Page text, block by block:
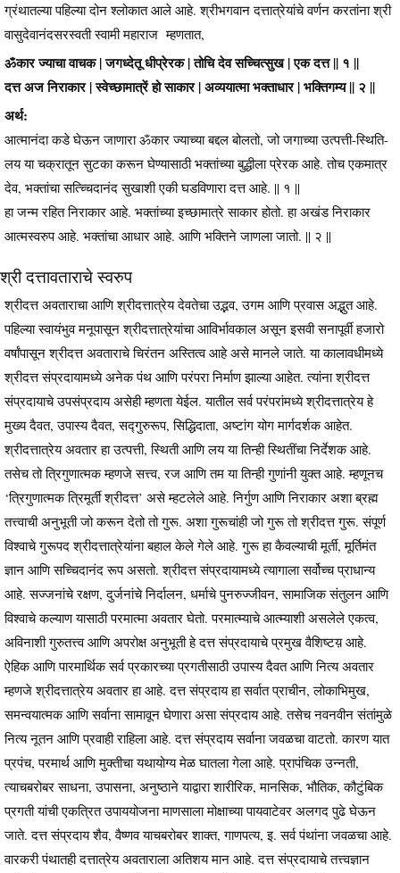
ग्रंथातल्या पहिल्या दोन श्लोकात आले आहे. श्रीभगवान दत्तात्रेयांचे वर्णन करतांना श्री
वासुदेवानंदसरस्वती स्वामी महाराज म्हणतात,
ॐकार ज्याचा वाचक | जगध्देतू धीप्रेरक | तोचि देव सच्चित्सुख | एक दत्त || १ ||
दत्त अज निराकार | स्वेच्छामात्रें हो साकार | अव्ययात्मा भक्ताधार | भक्तिगम्य || २ ||
अर्थ:
आत्मानंदा कडे घेऊन जाणारा ॐकार ज्याच्या बद्दल बोलतो, जो जगाच्या उत्पत्ती-स्थिति-
लय या चक्रातून सुटका करून घेण्यासाठी भक्तांच्या बुद्धीला प्रेरक आहे. तोच एकमात्र
देव, भक्तांचा सत्च्चिदानंद सुखाशी एकी घडविणारा दत्त आहे. || १ ||
हा जन्म रहित निराकार आहे. भक्तांच्या इच्छामात्रे साकार होतो. हा अखंड निराकार
आत्मस्वरुप आहे. भक्तांचा आधार आहे. आणि भक्तिने जाणला जातो. || २ ||
श्री दत्तावताराचे स्वरुप
श्रीदत्त अवताराचा आणि श्रीदत्तात्रेय देवतेचा उद्भव, उगम आणि प्रवास अद्भुत आहे.
पहिल्या स्वायंभुव मनूपासून श्रीदत्तात्रेयांचा आविर्भावकाल असून इसवी सनापूर्वी हजारो
वर्षांपासून श्रीदत्त अवताराचे चिरंतन अस्तित्व आहे असे मानले जाते. या कालावधीमध्ये
श्रीदत्त संप्रदायामध्ये अनेक पंथ आणि परंपरा निर्माण झाल्या आहेत. त्यांना श्रीदत्त
संप्रदायाचे उपसंप्रदाय असेही म्हणता येईल. यातील सर्व परंपरांमध्ये श्रीदत्तात्रेय हे
मुख्य दैवत, उपास्य दैवत, सद्गुरुरूप, सिद्धिदाता, अष्टांग योग मार्गदर्शक आहेत.
श्रीदत्तात्रेय अवतार हा उत्पत्ती, स्थिती आणि लय या तिन्ही स्थितींचा निर्देशक आहे.
तसेच तो त्रिगुणात्मक म्हणजे सत्त्व, रज आणि तम या तिन्ही गुणांनी युक्त आहे. म्हणूनच
‘त्रिगुणात्मक त्रिमूर्ती श्रीदत्त’ असे म्हटलेले आहे. निर्गुण आणि निराकार अशा ब्रह्म
तत्त्वाची अनुभूती जो करून देतो तो गुरू. अशा गुरूचांही जो गुरू तो श्रीदत्त गुरू. संपूर्ण
विश्वाचे गुरूपद श्रीदत्तात्रेयांना बहाल केले गेले आहे. गुरू हा कैवल्याची मूर्ती, मूर्तिमंत
ज्ञान आणि सच्चिदानंद रूप असतो. श्रीदत्त संप्रदायामध्ये त्यागाला सर्वोच्च प्राधान्य
आहे. सज्जनांचे रक्षण, दुर्जनांचे निर्दालन, धर्माचे पुनरुज्जीवन, सामाजिक संतुलन आणि
विश्वाचे कल्याण यासाठी परमात्मा अवतार घेतो. परमात्म्याचे आत्म्याशी असलेले एकत्व,
अविनाशी गुरुतत्त्व आणि अपरोक्ष अनुभूती हे दत्त संप्रदायाचे प्रमुख वैशिष्टय़ आहे.
ऐहिक आणि पारमार्थिक सर्व प्रकारच्या प्रगतीसाठी उपास्य दैवत आणि नित्य अवतार
म्हणजे श्रीदत्तात्रेय अवतार हा आहे. दत्त संप्रदाय हा सर्वात प्राचीन, लोकाभिमुख,
समन्वयात्मक आणि सर्वाना सामावून घेणारा असा संप्रदाय आहे. तसेच नवनवीन संतांमुळे
नित्य नूतन आणि प्रवाही राहिला आहे. दत्त संप्रदाय सर्वाना जवळचा वाटतो. कारण यात
प्रपंच, परमार्थ आणि मुक्तीचा यथायोग्य मेळ घातला गेला आहे. प्रापंचिक उन्नती,
त्याचबरोबर साधना, उपासना, अनुष्ठाने याद्वारा शारीरिक, मानसिक, भौतिक, कौटुंबिक
प्रगती यांची एकत्रित उपाययोजना माणसाला मोक्षाच्या पायवाटेवर अलगद पुढे घेऊन
जाते. दत्त संप्रदाय शैव, वैष्णव याचबरोबर शाक्त, गाणपत्य, इ. सर्व पंथांना जवळचा आहे.
वारकरी पंथातही दत्तात्रेय अवताराला अतिशय मान आहे. दत्त संप्रदायाचे तत्त्वज्ञान